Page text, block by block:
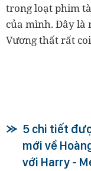
trong loạt phim
của mình. Đây là
Vương thất rất
5 chi tiết
mới về
với Harry -